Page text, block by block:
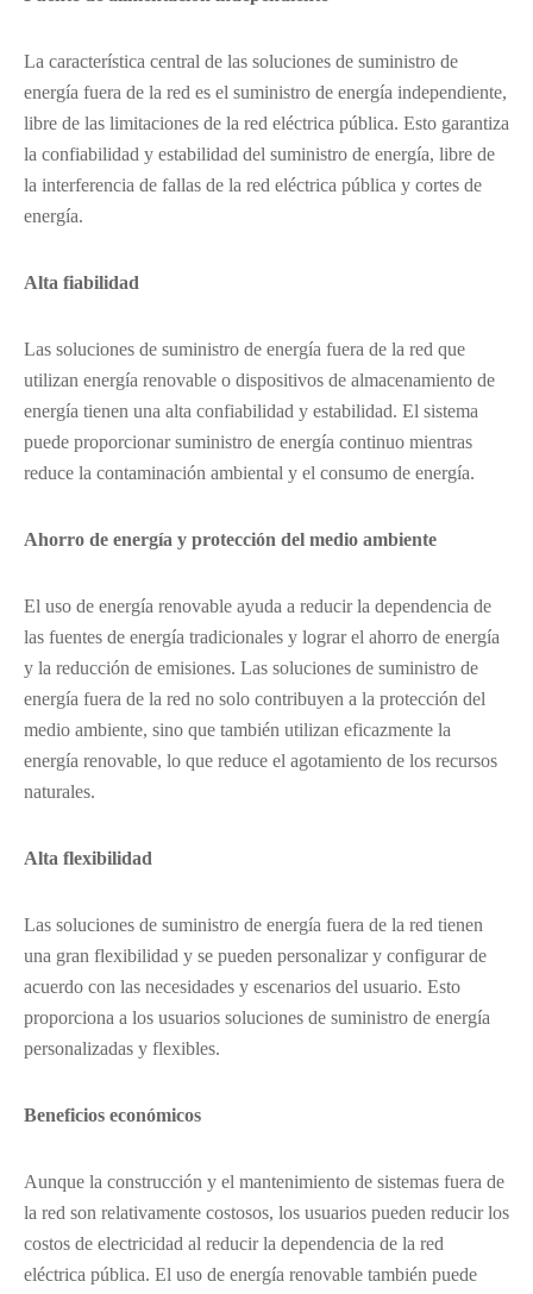
La característica central de las soluciones de suministro de
energía fuera de la red es el suministro de energía independiente,
libre de las limitaciones de la red eléctrica pública. Esto garantiza
la confiabilidad y estabilidad del suministro de energía, libre de
la interferencia de fallas de la red eléctrica pública y cortes de
energía.
Alta fiabilidad
Las soluciones de suministro de energía fuera de la red que
utilizan energía renovable o dispositivos de almacenamiento de
energía tienen una alta confiabilidad y estabilidad. El sistema
puede proporcionar suministro de energía continuo mientras
reduce la contaminación ambiental y el consumo de energía.
Ahorro de energía y protección del medio ambiente
El uso de energía renovable ayuda a reducir la dependencia de
las fuentes de energía tradicionales y lograr el ahorro de energía
y la reducción de emisiones. Las soluciones de suministro de
energía fuera de la red no solo contribuyen a la protección del
medio ambiente, sino que también utilizan eficazmente la
energía renovable, lo que reduce el agotamiento de los recursos
naturales.
Alta flexibilidad
Las soluciones de suministro de energía fuera de la red tienen
una gran flexibilidad y se pueden personalizar y configurar de
acuerdo con las necesidades y escenarios del usuario. Esto
proporciona a los usuarios soluciones de suministro de energía
personalizadas y flexibles.
Beneficios económicos
Aunque la construcción y el mantenimiento de sistemas fuera de
la red son relativamente costosos, los usuarios pueden reducir los
costos de electricidad al reducir la dependencia de la red
eléctrica pública. El uso de energía renovable también puede